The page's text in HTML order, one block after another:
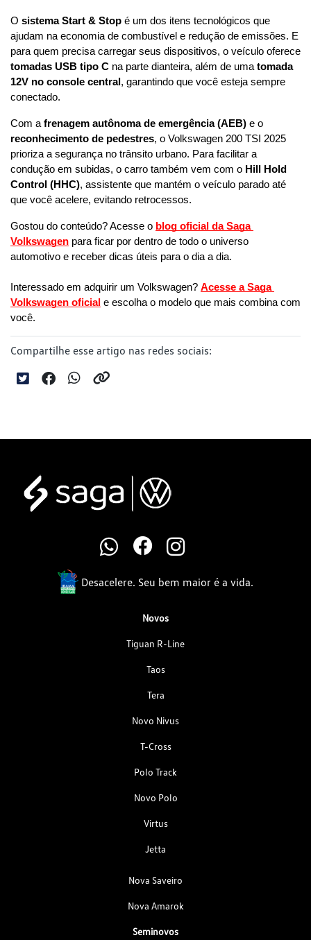
O sistema Start & Stop é um dos itens tecnológicos que
ajudam na economia de combustível e redução de emissões. E
tomadas USB tipo C na parte dianteira, além de uma tomada
12V no console central , garantindo que você esteja sempre
conectado.
Com a frenagem autônoma de emergência (AEB)
reconhecimento de pedestres, o Volkswagen 200 TSI 2025
prioriza a segurança no trânsito urbano. Para facilitar a
condução em subidas, o carro também vem com o Hill Hold
Control (HHC), assistente que mantém o veículo parado até
que você acelere, evitando retrocessos.
Gostou do conteúdo? Acesse o blog oficial da Saga
Volkswagen para ficar por dentro de todo o universo
automotivo e receber dicas úteis para o dia a dia.
Interessado em adquirir um Volkswagen? Acesse a Saga
Volkswagen oficial e escolha o modelo que mais combina com
você.
Compartilhe esse artigo nas redes sociais:
Desacelere. Seu bem maior é a vida.
Novos
Tiguan R-Line
Taos
Tera
Novo Nivus
T-Cross
Polo Track
Novo Polo
Virtus
Jetta
Nova Saveiro
Nova Amarok
Seminovos